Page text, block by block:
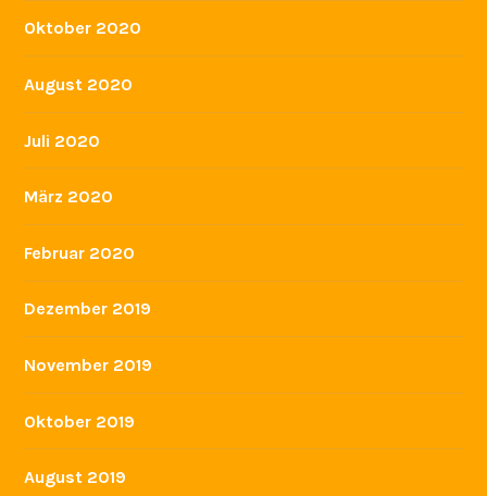
Oktober 2020
August 2020
Juli 2020
März 2020
Februar 2020
Dezember 2019
November 2019
Oktober 2019
August 2019